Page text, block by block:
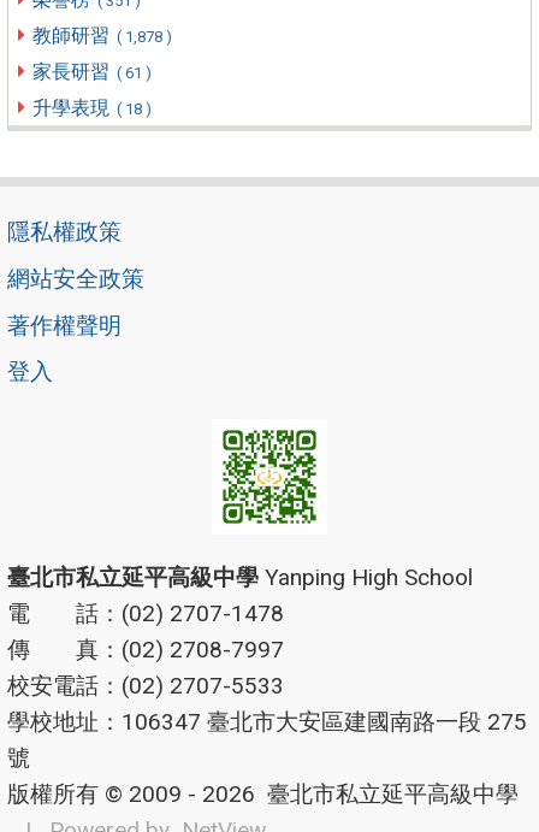
教師研習 ( 1,878 )
家長研習 ( 61 )
升學表現 ( 18 )
隱私權政策
網站安全政策
著作權聲明
登入
臺北市私立延平高級中學 Yanping High School
電 話：(02) 2707-1478
傳 真：(02) 2708-7997
校安電話：(02) 2707-5533
學校地址：106347 臺北市大安區建國南路一段 275
號
版權所有 © 2009 - 2026 臺北市私立延平高級中學